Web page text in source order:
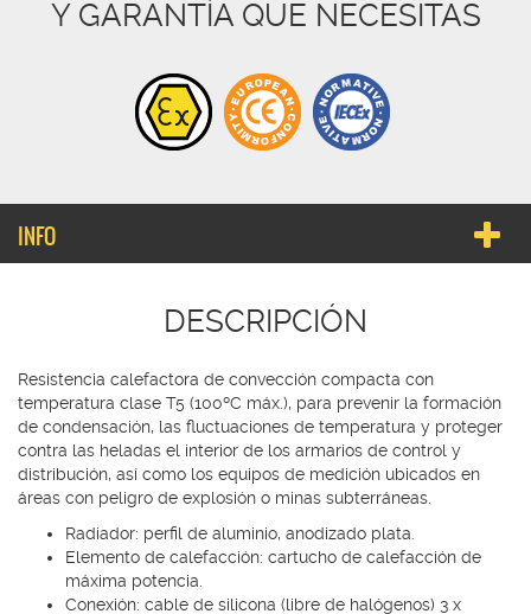
Y GARANTÍA QUE NECESITAS
INFO
DESCRIPCIÓN
Resistencia calefactora de convección compacta con
temperatura clase T5 (100ºC máx.), para prevenir la formación
de condensación, las fluctuaciones de temperatura y proteger
contra las heladas el interior de los armarios de control y
distribución, así como los equipos de medición ubicados en
áreas con peligro de explosión o minas subterráneas.
Radiador: perfil de aluminio, anodizado plata.
Elemento de calefacción: cartucho de calefacción de
máxima potencia.
Conexión: cable de silicona (libre de halógenos) 3 x